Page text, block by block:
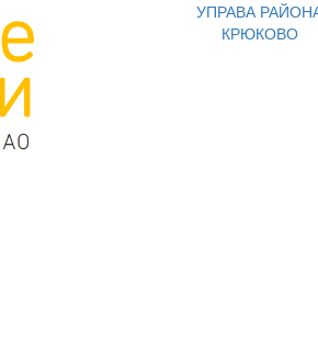
УПРАВА
КРЮКОВО